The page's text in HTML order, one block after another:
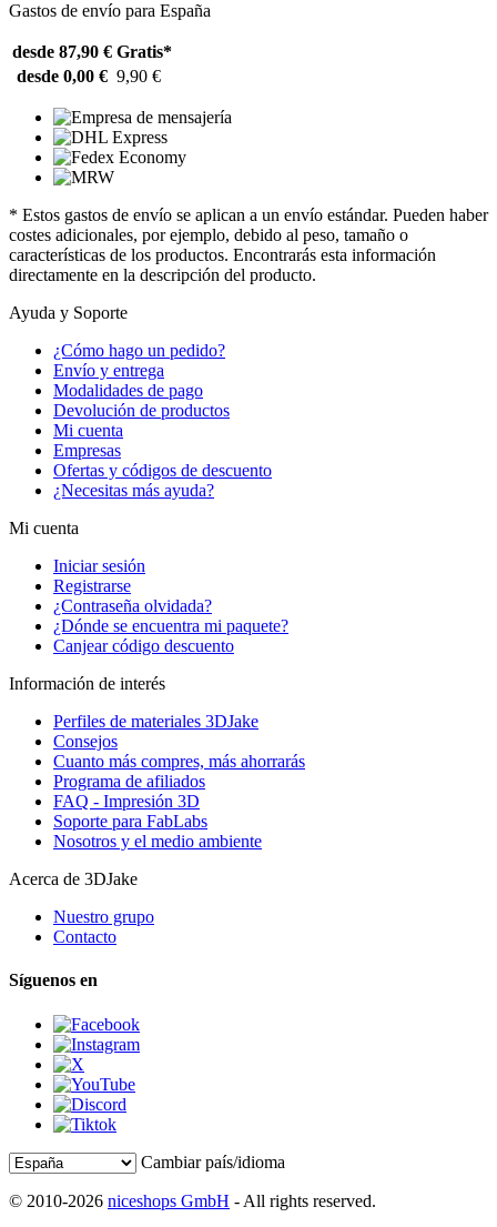
Gastos de envío para España
desde 87,90 € Gratis*
desde 0,00 € 9,90 €
* Estos gastos de envío se aplican a un envío estándar. Pueden haber
costes adicionales, por ejemplo, debido al peso, tamaño o
características de los productos. Encontrarás esta información
directamente en la descripción del producto.
Ayuda y Soporte
¿Cómo hago un pedido?
Envío y entrega
Modalidades de pago
Devolución de productos
Mi cuenta
Empresas
Ofertas y códigos de descuento
¿Necesitas más ayuda?
Mi cuenta
Iniciar sesión
Registrarse
¿Contraseña olvidada?
¿Dónde se encuentra mi paquete?
Canjear código descuento
Información de interés
Perfiles de materiales 3DJake
Consejos
Cuanto más compres, más ahorrarás
Programa de afiliados
FAQ - Impresión 3D
Soporte para FabLabs
Nosotros y el medio ambiente
Acerca de 3DJake
Nuestro grupo
Contacto
Síguenos en
Cambiar país/idioma
© 2010-2026 niceshops GmbH - All rights reserved.